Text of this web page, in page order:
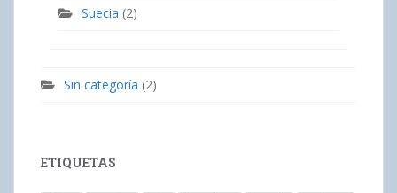
Suecia (2)
Sin categoría (2)
ETIQUETAS